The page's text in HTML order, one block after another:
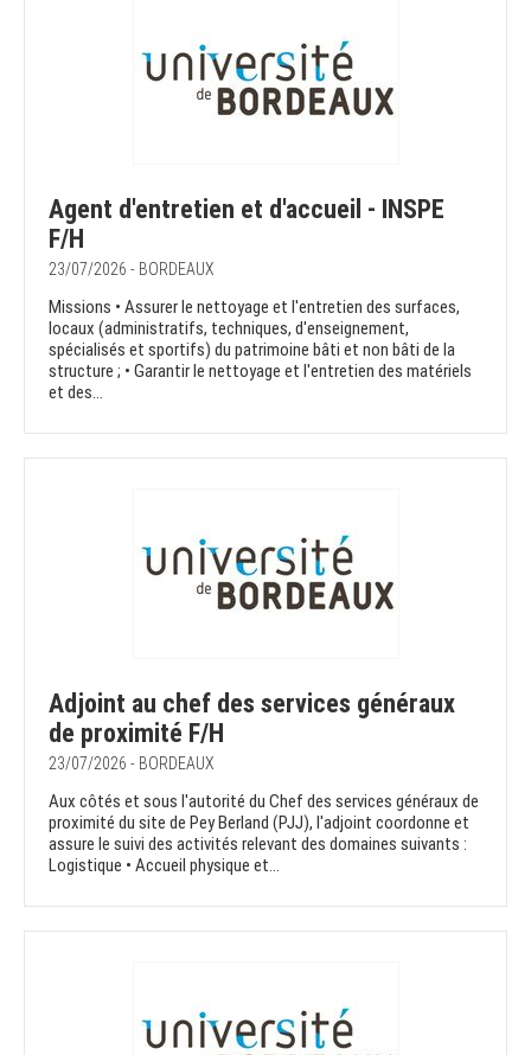
Agent d'entretien et d'accueil - INSPE
F/H
23/07/2026 - BORDEAUX
Missions • Assurer le nettoyage et l'entretien des surfaces,
locaux (administratifs, techniques, d'enseignement,
spécialisés et sportifs) du patrimoine bâti et non bâti de la
structure ; • Garantir le nettoyage et l'entretien des matériels
et des...
Adjoint au chef des services généraux
de proximité F/H
23/07/2026 - BORDEAUX
Aux côtés et sous l'autorité du Chef des services généraux de
proximité du site de Pey Berland (PJJ), l'adjoint coordonne et
assure le suivi des activités relevant des domaines suivants :
Logistique • Accueil physique et...